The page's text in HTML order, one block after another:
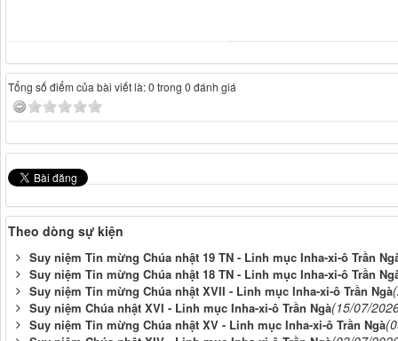
Tổng số điểm của bài viết là: 0 trong 0 đánh giá
Theo dòng sự kiện
Suy niệm Tin mừng Chúa nhật 19 TN - Linh mục Inha-xi-ô Trần
Suy niệm Tin mừng Chúa nhật 18 TN - Linh mục Inha-xi-ô Trần
Suy niệm Tin mừng Chúa nhật XVII - Linh mục Inha-xi-ô Trần Ngà
Suy niệm Chúa nhật XVI - Linh mục Inha-xi-ô Trần Ngà(15/07/
Suy niệm Tin mừng Chúa nhật XV - Linh mục Inha-xi-ô Trần Ngà